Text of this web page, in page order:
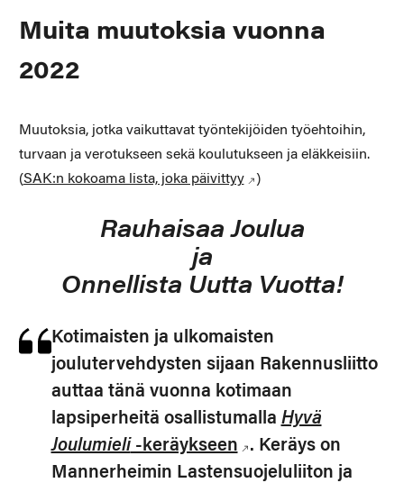
Muita muutoksia vuonna
2022
Muutoksia, jotka vaikuttavat työntekijöiden työehtoihin,
turvaan ja verotukseen sekä koulutukseen ja eläkkeisiin.
(SAK:n kokoama lista, joka päivittyy )
Rauhaisaa Joulua
ja
Onnellista Uutta Vuotta!
Kotimaisten ja ulkomaisten
joulutervehdysten sijaan Rakennus­liitto
auttaa tänä vuonna kotimaan
lapsiperheitä osallistumalla Hyvä
Joulumieli-keräykseen
. Keräys on
Mannerheimin Lastensuojeluliiton ja